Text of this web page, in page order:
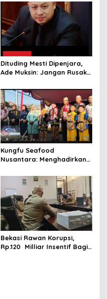
Dituding Mesti Dipenjara,
Ade Muksin: Jangan Rusak
Tanpa Konfirmasi dan
Verifikasi
Kungfu Seafood
Nusantara: Menghadirkan
Indonesia dan Sajikan Cita
Rasa Laut Nusantara di
BEKASi
Bekasi Rawan Korupsi,
Rp.120 Milliar Insentif Bagi